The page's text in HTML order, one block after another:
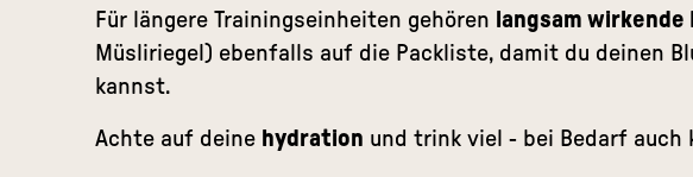
Für längere Trainingseinheiten gehören langsam
Müsliriegel) ebenfalls auf die Packliste, damit du deinen
kannst.
Achte auf deine hydration und trink viel - bei Bedarf auch